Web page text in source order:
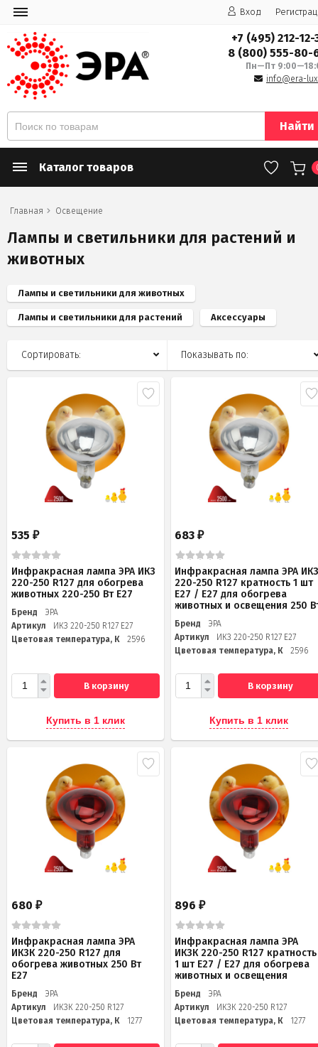
Вход
+7 (495) 212-12-
8 (800) 555-80-
Пн—Пт
info@era-
Найти
Каталог товаров
Главная Освещение
Лампы и светильники для растений и
животных
Лампы и светильники для животных
Лампы и светильники для растений Аксессуары
Сортировать: Показывать по:
535 ₽
Инфракрасная лампа ЭРА ИКЗ
220-250 R127 для обогрева
животных 220-250 Вт Е27
Бренд
ЭРА
Артикул
ИКЗ 220-250 R127 E27
Цветовая температура, К
2596
В корзину
Купить в 1 клик
683₽
Инфракрасная лампа ЭРА
220-250 R127 кратность 1 шт
Е27 / E27 для обогрева
животных и освещения 250
Бренд
ЭРА
Артикул
ИКЗ 220-250 R127 E27
Цветовая температура, К
2596
В корзину
Купить в 1 клик
680 ₽
Инфракрасная лампа ЭРА
ИКЗК 220-250 R127 для
обогрева животных 250 Вт
Е27
Бренд
ЭРА
Артикул
ИКЗК 220-250 R127
Цветовая температура, К
1277
896₽
Инфракрасная лампа ЭРА
ИКЗК 220-250 R127 кратность
1 шт Е27 / E27 для обогрева
животных и освещения
Бренд
ЭРА
Артикул
ИКЗК 220-250 R127
Цветовая температура, К
1277